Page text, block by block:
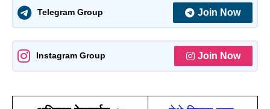
Telegram Group Join Now
Instagram Group Join Now